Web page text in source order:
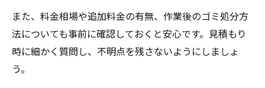
剪定料金が変動する条件と便利屋の特徴
便利屋利用で得する剪定料金チェックポイ
また、料金相場や追加料金の有無、作業後のゴミ処分方
法についても事前に確認しておくと安心です。見積もり
時に細かく質問し、不明点を残さないようにしましょ
う。